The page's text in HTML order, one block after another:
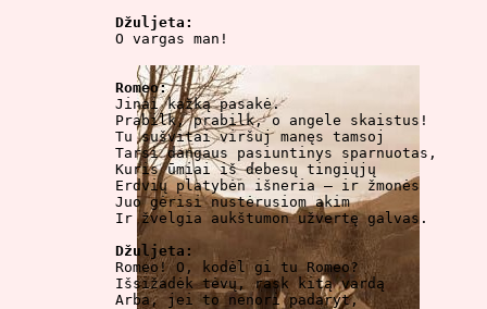
Džuljeta:
O vargas man!
Romeo:
Jinai kažką pasakė.
Prabilk, prabilk, o angele skaistus!
Tu sušvitai viršuj manęs tamsoj
Tarsi dangaus pasiuntinys sparnuotas,
Kuris ūmiai iš debesų tingiųjų
Erdvių platybėn išneria – ir žmonės
Juo gėrisi nustėrusiom akim
Ir žvelgia aukštumon užvertę galvas.
Džuljeta:
Romeo! O, kodėl gi tu Romeo?
Išsižadėk tėvų, rask kitą vardą
Arba, jei to nenori padaryt,